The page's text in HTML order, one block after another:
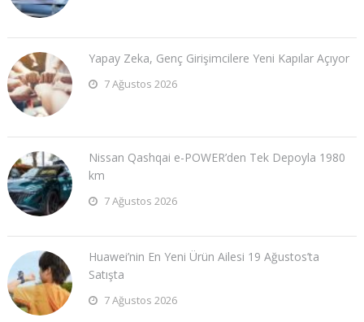
Yapay Zeka, Genç Girişimcilere Yeni Kapılar Açıyor
7 Ağustos 2026
Nissan Qashqai e-POWER’den Tek Depoyla 1980
km
7 Ağustos 2026
Huawei’nin En Yeni Ürün Ailesi 19 Ağustos’ta
Satışta
7 Ağustos 2026